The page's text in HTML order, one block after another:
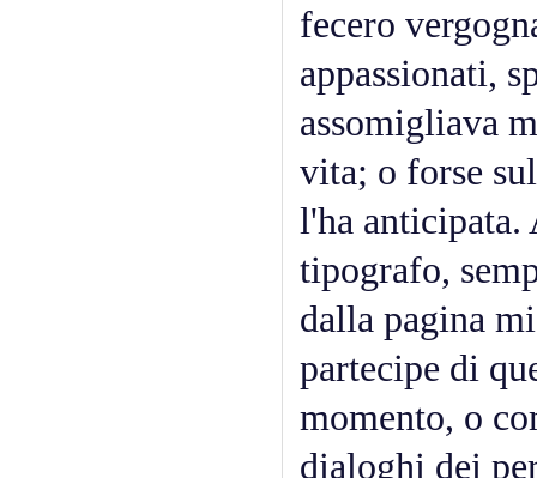
fecero
appassionati,
assomigliava
vita; o forse
l'ha anticipata.
tipografo,
dalla pagina
partecipe di
momento, o
dialoghi dei